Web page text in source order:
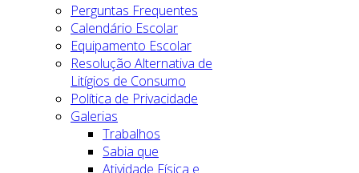
Perguntas Frequentes
Calendário Escolar
Equipamento Escolar
Resolução Alternativa de
Litígios de Consumo
Política de Privacidade
Galerias
Trabalhos
Sabia que
Atividade Física e